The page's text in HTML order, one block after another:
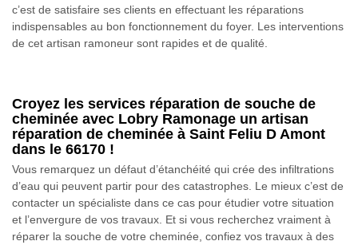
c’est de satisfaire ses clients en effectuant les réparations
indispensables au bon fonctionnement du foyer. Les interventions
de cet artisan ramoneur sont rapides et de qualité.
Croyez les services réparation de souche de
cheminée avec Lobry Ramonage un artisan
réparation de cheminée à Saint Feliu D Amont
dans le 66170 !
Vous remarquez un défaut d’étanchéité qui crée des infiltrations
d’eau qui peuvent partir pour des catastrophes. Le mieux c’est de
contacter un spécialiste dans ce cas pour étudier votre situation
et l’envergure de vos travaux. Et si vous recherchez vraiment à
réparer la souche de votre cheminée, confiez vos travaux à des